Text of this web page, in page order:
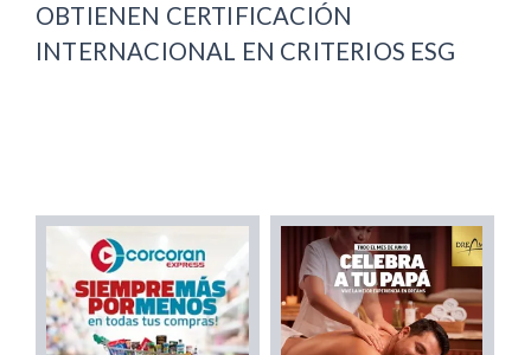
OBTIENEN CERTIFICACIÓN
INTERNACIONAL EN CRITERIOS ESG